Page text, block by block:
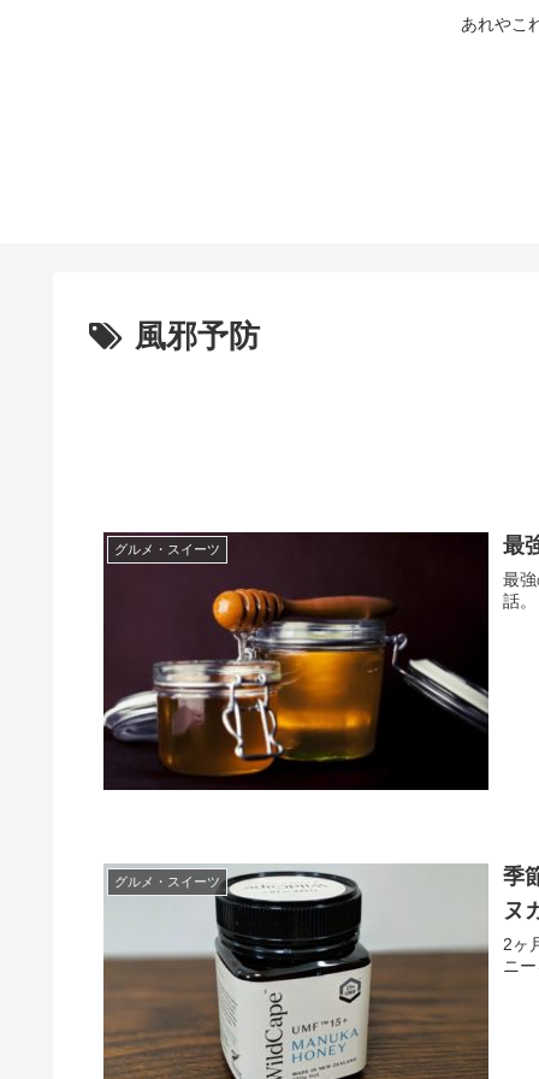
あれやこ
風邪予防
グルメ・スイーツ 最
最
話。
グルメ・スイーツ
季
ヌ
2ヶ
ニ